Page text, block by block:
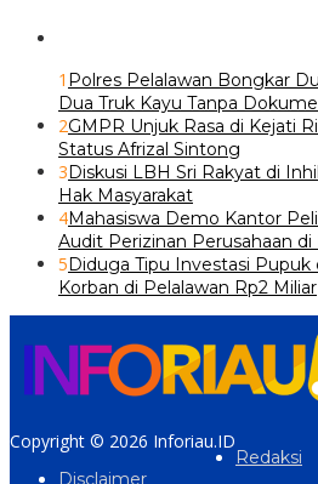
1 Polres Pelalawan Bongkar
Dua Truk Kayu Tanpa
2GMPR Unjuk Rasa di Kejati
Status Afrizal Sintong
3Diskusi LBH Sri Rakyat di
Hak Masyarakat
4Mahasiswa Demo Kantor
Audit Perizinan Perusahaan di
5Diduga Tipu Investasi Pupuk
Korban di Pelalawan Rp2 Miliar
Copyright © 2026 Inforiau.ID
Redaksi
Disclaimer